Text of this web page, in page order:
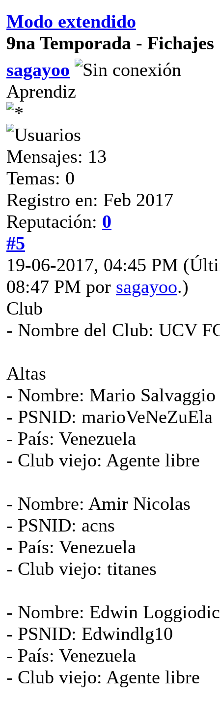
Modo extendido
9na Temporada - Fichajes
sagayoo
Aprendiz
Mensajes: 13
Temas: 0
Registro en: Feb 2017
Reputación: 0
#5
19-06-2017, 04:45 PM
08:47 PM por sagayoo.)
Club
- Nombre del Club: UCV
Altas
- Nombre: Mario Salvaggio
- PSNID: marioVeNeZuEla
- País: Venezuela
- Club viejo: Agente libre
- Nombre: Amir Nicolas
- PSNID: acns
- País: Venezuela
- Club viejo: titanes
- Nombre: Edwin
- PSNID: Edwindlg10
- País: Venezuela
- Club viejo: Agente libre